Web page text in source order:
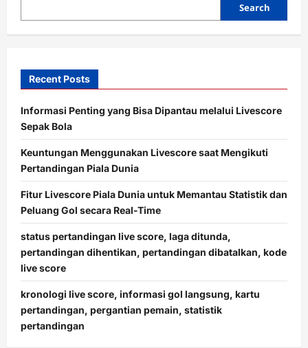
Search
Recent Posts
Informasi Penting yang Bisa Dipantau melalui Livescore
Sepak Bola
Keuntungan Menggunakan Livescore saat Mengikuti
Pertandingan Piala Dunia
Fitur Livescore Piala Dunia untuk Memantau Statistik dan
Peluang Gol secara Real-Time
status pertandingan live score, laga ditunda,
pertandingan dihentikan, pertandingan dibatalkan, kode
live score
kronologi live score, informasi gol langsung, kartu
pertandingan, pergantian pemain, statistik
pertandingan